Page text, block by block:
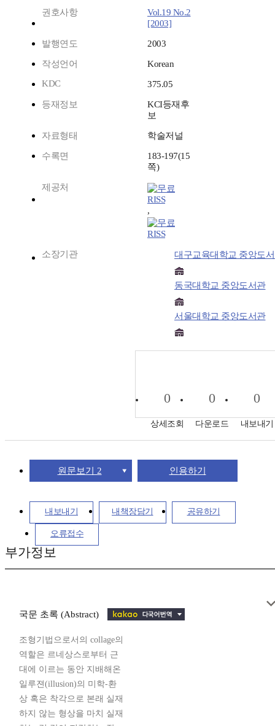
권호사항
Vol.19 No.2
[2003]
발행연도 2003
작성언어
Korean
KDC
375.05
등재정보
KCI등재후
보
자료형태 학술저널
수록면
183-197(15
쪽)
제공처
RISS
,
RISS
소장기관 대구교육대학교 중앙도
동국대학교 중앙도서관
서울대학교 중앙도서관
0
상세조회
0
다운로드
0
내보내기
원문보기 2 인용하기
내보내기 내책장담기 공유하기
오류접수
부가정보
국문 초록 (Abstract)
조형기법으로서의 collage의
역할은 르네상스로부터 근
대에 이르는 동안 지배해온
일루젼(illusion)의 미학-환
상 혹은 착각으로 본래 실재
하지 않는 형상을 마치 실재